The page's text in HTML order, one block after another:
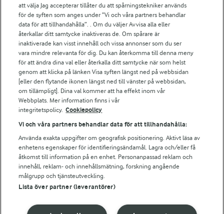
Arlas kundportal
Arla.com
Falbygdens Ost
Arla webbshop
Bildbank
Följ oss
© 2026 Arla Foods
att välja Jag accepterar tillåter du att spårningstekniker används
för de syften som anges under ”Vi och våra partners behandlar
data för att tillhandahålla”. . Om du väljer Avvisa alla eller
återkallar ditt samtycke inaktiveras de. Om spårare är
inaktiverade kan visst innehåll och vissa annonser som du ser
vara mindre relevanta för dig. Du kan återkomma till denna meny
för att ändra dina val eller återkalla ditt samtycke när som helst
genom att klicka på länken Visa syften längst ned på webbsidan
[eller den flytande ikonen längst ned till vänster på webbsidan,
om tillämpligt]. Dina val kommer att ha effekt inom vår
Webbplats. Mer information finns i vår
integritetspolicy. Cookiepolicy
Vi och våra partners behandlar data för att tillhandahålla:
Använda exakta uppgifter om geografisk positionering. Aktivt läsa av
enhetens egenskaper för identifieringsändamål. Lagra och/eller få
åtkomst till information på en enhet. Personanpassad reklam och
innehåll, reklam- och innehållsmätning, forskning angående
målgrupp och tjänsteutveckling.
Lista över partner (leverantörer)